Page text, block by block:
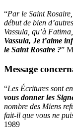
“Par le Saint
début de bien
Vassula, qu’à
Vassula, Je t’aime
le Saint Rosaire ?”
Message
“Les Écritures sont
vous donner les
nombre des Miens
fait-il que vous ne
1989